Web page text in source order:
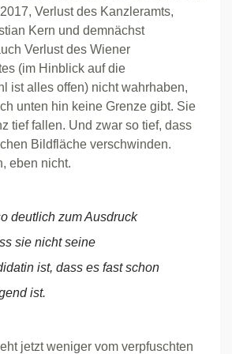
Verlust des Kanzleramts,
Kern und demnächst
Verlust des Wiener
(im Hinblick auf die
ist alles offen) nicht wahrhaben,
unten hin keine Grenze gibt. Sie
tief fallen. Und zwar so tief, dass
Bildfläche verschwinden.
eben nicht.
deutlich zum Ausdruck
sie nicht seine
ist, dass es fast schon
ist.
jetzt weniger vom verpfuschten